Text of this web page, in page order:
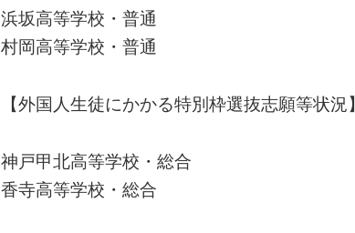
浜坂高等学校・普通
村岡高等学校・普通
【外国人生徒にかかる特別枠選抜志願等状況】
神戸甲北高等学校・総合
香寺高等学校・総合